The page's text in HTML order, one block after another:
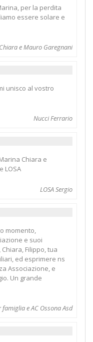
per la perdita
essere solare e
Chiara e Mauro Garegnani
unisco al vostro
Nucci Ferrario
Chiara e
LOSA
LOSA Sergio
momento,
e suoi
Filippo, tua
ed esprimere ns
Associazione, e
Un grande
e AC Ossona Asd